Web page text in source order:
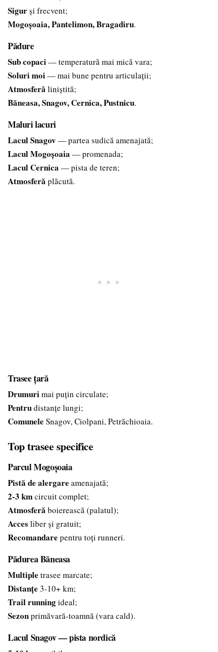
Sigurși frecvent;
Mogoșoaia, Pantelimon, Bragadiru.
Pădure
Sub copaci— temperatură mai mică vara;
Soluri moi— mai bune pentru articulații;
Atmosferă liniștită;
Băneasa, Snagov, Cernica, Pustnicu.
Maluri lacuri
Lacul Snagov— partea sudică amenajată;
Lacul Mogoșoaia — promenada;
Lacul Cernica — pista de teren;
Atmosferă plăcută.
Trasee țară
Drumurimai puțin circulate;
Pentrudistanțe lungi;
Comunele Snagov, Ciolpani, Petrăchioaia.
Top trasee specifice
Parcul Mogoșoaia
Pistă de alergare amenajată;
2-3 kmcircuit complet;
Atmosferă boierească (palatul);
Acces liber și gratuit;
Recomandare pentru toți runneri.
Pădurea Băneasa
Multiple trasee marcate;
Distanțe 3-10+ km;
Trail runningideal;
Sezonprimăvară-toamnă (vara cald).
Lacul Snagov — pista nordică